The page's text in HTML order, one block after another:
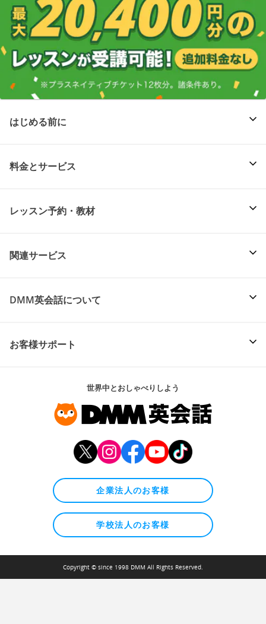
はじめる前に
料金とサービス
レッスン予約・教材
関連サービス
DMM英会話について
お客様サポート
世界中とおしゃべりしよう
企業法人のお客様
学校法人のお客様
Copyright © since 1998 DMM All Rights Reserved.